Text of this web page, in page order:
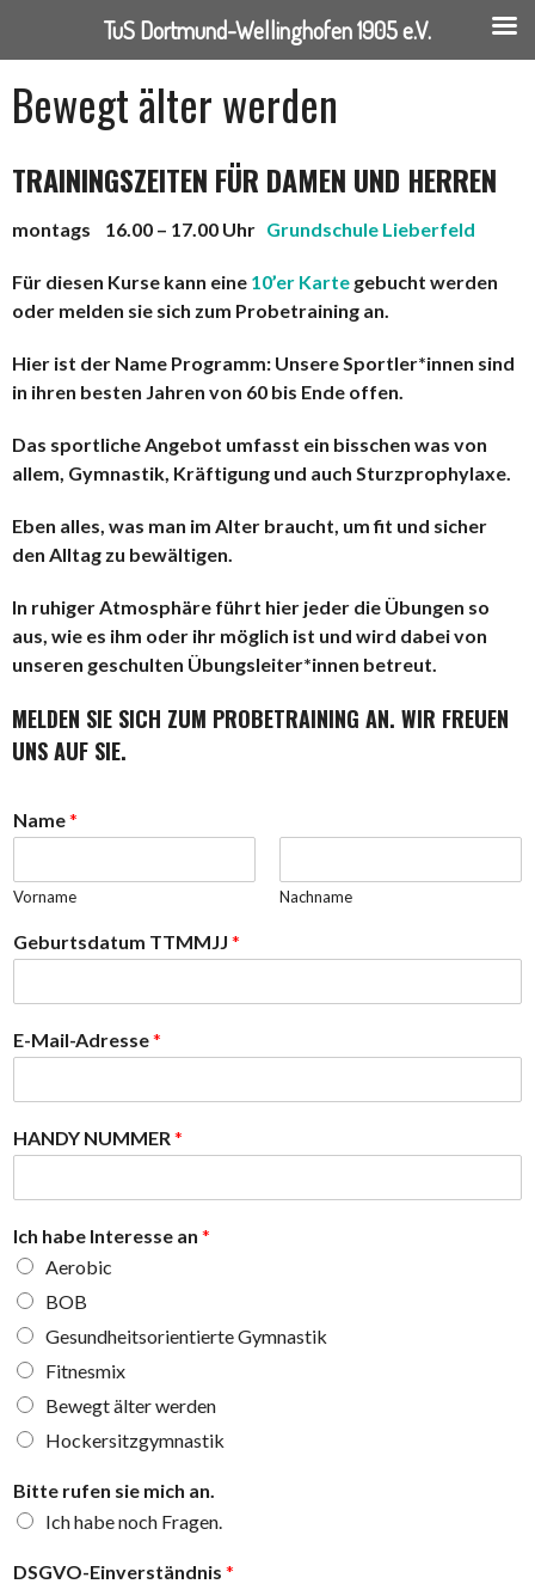
zum
Inhalt
Bewegt älter werden
TRAININGSZEITEN FÜR DAMEN UND HERREN
montags 16.00 – 17.00 Uhr Grundschule Lieberfeld
Für diesen Kurse kann eine 10’er Karte gebucht werden
oder melden sie sich zum Probetraining an.
Hier ist der Name Programm: Unsere Sportler*innen sind
in ihren besten Jahren von 60 bis Ende offen.
Das sportliche Angebot umfasst ein bisschen was von
allem, Gymnastik, Kräftigung und auch Sturzprophylaxe.
Eben alles, was man im Alter braucht, um fit und sicher
den Alltag zu bewältigen.
In ruhiger Atmosphäre führt hier jeder die Übungen so
aus, wie es ihm oder ihr möglich ist und wird dabei von
unseren geschulten Übungsleiter*innen betreut.
MELDEN SIE SICH ZUM PROBETRAINING AN. WIR FREUEN
UNS AUF SIE.
Name*
Vorname Nachname
Geburtsdatum TTMMJJ *
E-Mail-Adresse*
a
e
I
n
t
e
r
e
s
e
HANDY NUMMER*
Ich habe Interesse an *
Aerobic
BOB
Gesundheitsorientierte Gymnastik
Fitnesmix
Bewegt älter werden
Hockersitzgymnastik
Bitte rufen sie mich an.
Ich habe noch Fragen.
DSGVO-Einverständnis *
TuS Dortmund-Wellinghofen 1905 e.V.